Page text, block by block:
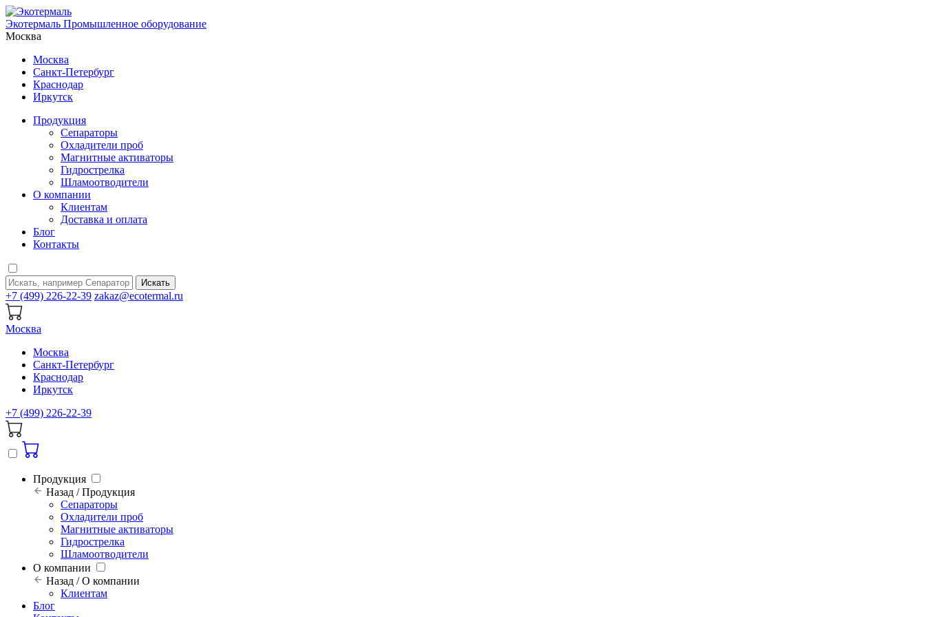
Экотермаль Промышленное оборудование
Москва
Москва
Санкт-Петербург
Краснодар
Иркутск
Продукция
Сепараторы
Охладители проб
Магнитные активаторы
Гидрострелка
Шламоотводители
О компании
Клиентам
Доставка и оплата
Блог
Контакты
Искать
+7 (499) 226-22-39 zakaz@ecotermal.ru
Москва
Москва
Санкт-Петербург
Краснодар
Иркутск
+7 (499) 226-22-39
Продукция
Назад / Продукция
Сепараторы
Охладители проб
Магнитные активаторы
Гидрострелка
Шламоотводители
О компании
Назад / О компании
Клиентам
Блог